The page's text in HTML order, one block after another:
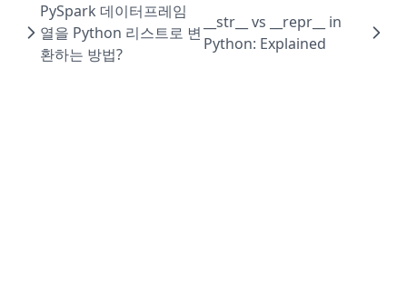
PySpark 데이터프레임
열을 Python 리스트로 변
환하는 방법?
__str__ vs __repr__ in
Python: Explained